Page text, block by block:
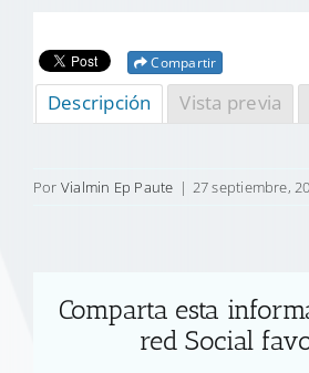
Compartir
Descripción Vista previa
Por Vialmin Ep Paute | 27 septiembre,
Comparta esta
red Social